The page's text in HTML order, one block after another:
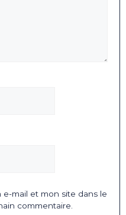
mail et mon site dans le
commentaire.